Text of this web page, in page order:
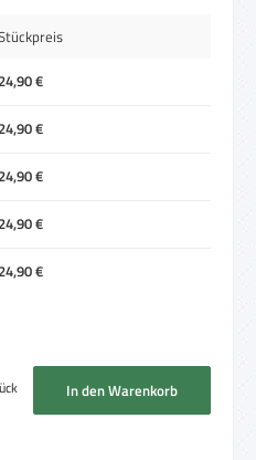
€
€
€
€
€
Wert ein oder benutze die Schaltflächen um
In den Warenkorb